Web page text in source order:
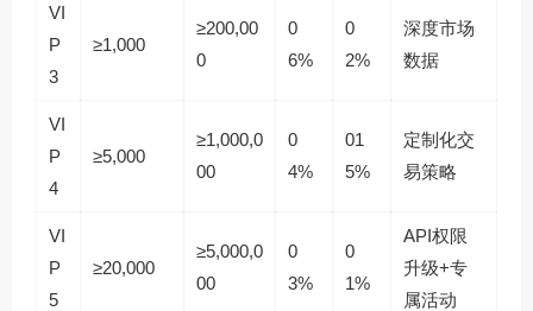
VI
P
3
≥1,000
≥200,00
0
0
6%
0
2%
深度市场
数据
VI
P
4
≥5,000
≥1,000,0
00
0
4%
01
5%
定制化交
易策略
VI
P
5
≥20,000
≥5,000,0
00
0
3%
0
1%
API权限
升级+专
属活动